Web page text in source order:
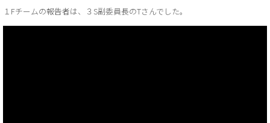
１Fチームの報告者は、３S副委員長のTさんでした。